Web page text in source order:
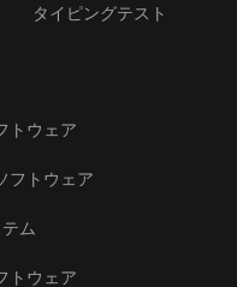
タイピングテスト
トウェア
フトウェア
ム
トウェア